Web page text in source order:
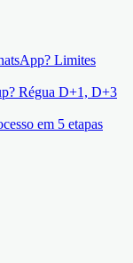
Limites
Régua D+1, D+3
em 5 etapas